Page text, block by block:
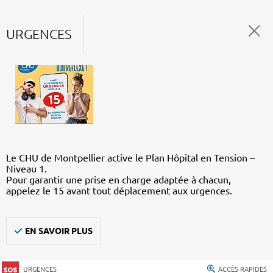
URGENCES
Le CHU de Montpellier active le Plan Hôpital en Tension –
Niveau 1.
Pour garantir une prise en charge adaptée à chacun,
appelez le 15 avant tout déplacement aux urgences.
EN SAVOIR PLUS
URGENCES ACCÈS RAPIDES